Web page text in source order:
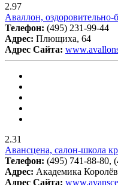
2.97
Аваллон,
Телефон: (495) 231-99-44
Адрес: Плющиха, 64
Адрес Сайта:
2.31
Авансцена, салон-школа
Телефон: (495) 741-88-80,
Адрес: Академика
Адрес Сайта: